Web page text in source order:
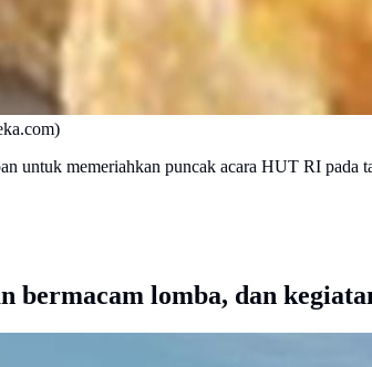
untuk memeriahkan puncak acara HUT RI pada
bermacam lomba, dan